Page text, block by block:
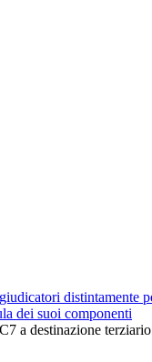
distintamente
dei suoi componenti
a destinazione